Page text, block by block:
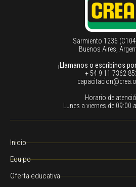
Sarmiento 1236
Buenos Aires,
¡Llamanos o escribinos
+ 54 9 11 7362
Horario de
Lunes a viernes de 09:00
Inicio
Equipo
Oferta educativa